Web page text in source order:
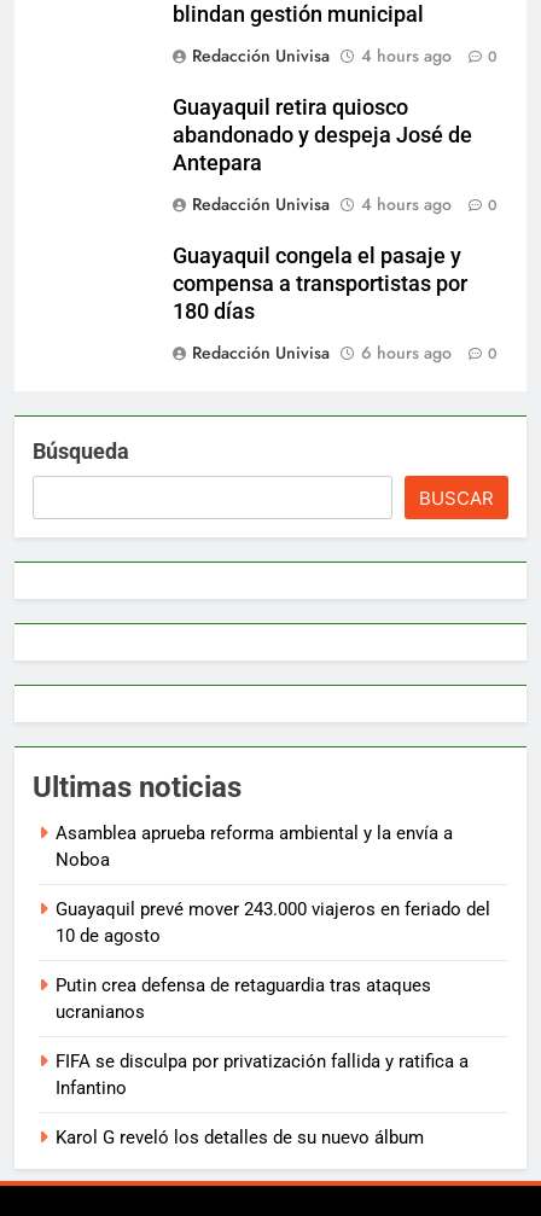
blindan gestión municipal
Redacción Univisa
4 hours ago 0
Guayaquil retira quiosco
abandonado y despeja José de
Antepara
Redacción Univisa
4 hours ago 0
Guayaquil congela el pasaje y
compensa a transportistas por
180 días
Redacción Univisa
6 hours ago 0
Búsqueda
BUSCAR
Ultimas noticias
Asamblea aprueba reforma ambiental y la envía a
Noboa
Guayaquil prevé mover 243.000 viajeros en feriado del
10 de agosto
Putin crea defensa de retaguardia tras ataques
ucranianos
FIFA se disculpa por privatización fallida y ratifica a
Infantino
Karol G reveló los detalles de su nuevo álbum